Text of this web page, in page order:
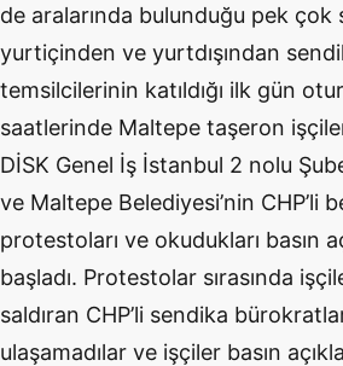
de aralarında bulunduğu pek çok
yurtiçinden ve yurtdışından
temsilcilerinin katıldığı ilk gün
saatlerinde Maltepe taşeron
DİSK Genel İş İstanbul 2 nolu
ve Maltepe Belediyesi’nin CHP’li
protestoları ve okudukları basın
başladı. Protestolar sırasında
saldıran CHP’li sendika
ulaşamadılar ve işçiler basın